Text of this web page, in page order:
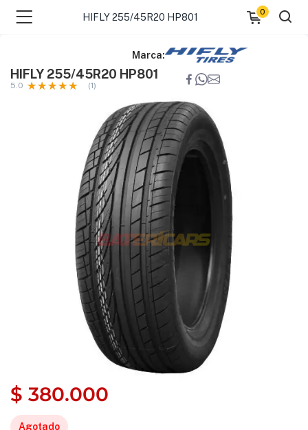
HIFLY 255/45R20 HP801
0
Marca:
HIFLY 255/45R20 HP801
5.0 (1)
$ 380.000
Agotado